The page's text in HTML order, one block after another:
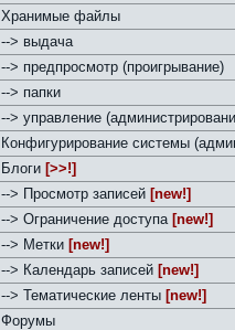
Хранимые файлы
--> выдача
--> предпросмотр (проигрывание)
--> папки
--> управление
Конфигурирование системы
Блоги [>>!]
--> Просмотр записей [new!]
--> Ограничение доступа [new!]
--> Метки [new!]
--> Календарь записей [new!]
--> Тематические ленты [new!]
Форумы